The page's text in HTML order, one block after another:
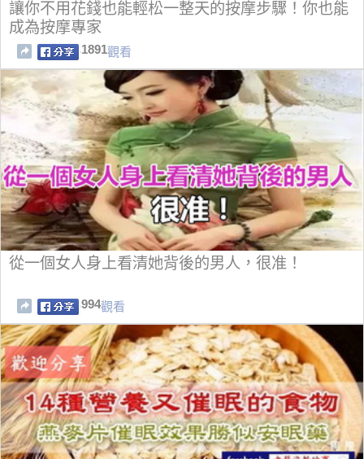
讓你不用花錢也能輕松一整天的按摩步驟！你也能
成為按摩專家
1891觀看
從一個女人身上看清她背後的男人，很准！
994觀看